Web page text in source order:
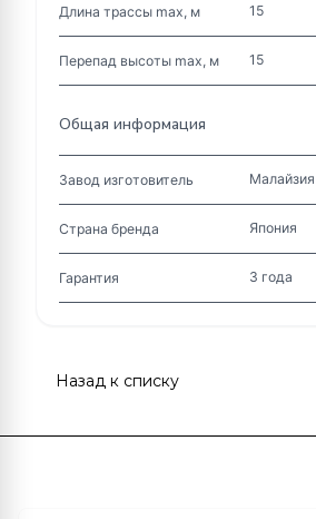
Длина трассы max, м 15
Перепад высоты max, м 15
Общая информация
Завод изготовитель Малайзия
Страна бренда Япония
Гарантия 3 года
Назад к списку